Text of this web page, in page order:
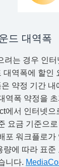
드 대역폭
려는 경우 인
대역폭에 할인
약정 기간 내
역폭 약정을
에서 인터넷
요금 기준으
포 워크플로
에 따라 표준
니다.